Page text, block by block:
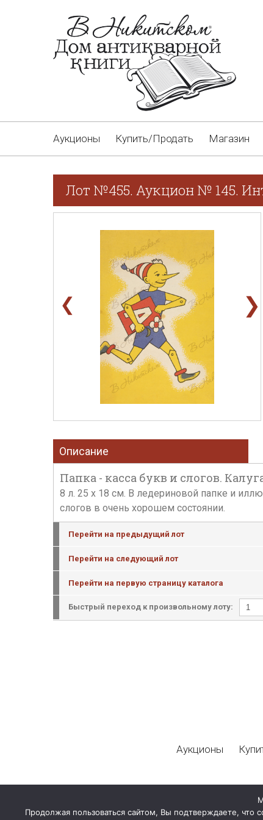
Аукционы Купить/Продать Магазин
Лот №455. Аукцион № 145.
❮ ❯
Описание
Папка - касса букв и слогов.
8 л. 25 х 18 см. В ледериновой папке и
слогов в очень хорошем состоянии.
Перейти на предыдущий лот
Перейти на следующий лот
Перейти на первую страницу каталога
Быстрый переход к произвольному лоту:
Аукционы
Продолжая пользоваться сайтом, Вы подтверждаете,